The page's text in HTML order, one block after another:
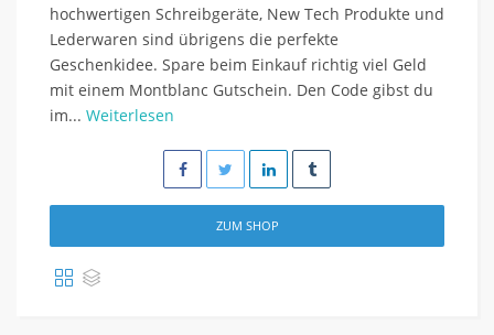
hochwertigen Schreibgeräte, New Tech Produkte und
Lederwaren sind übrigens die perfekte
Geschenkidee. Spare beim Einkauf richtig viel Geld
mit einem Montblanc Gutschein. Den Code gibst du
im... Weiterlesen
ZUM SHOP